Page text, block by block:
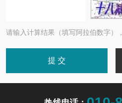
请输入计算结果（填写阿拉伯数字）